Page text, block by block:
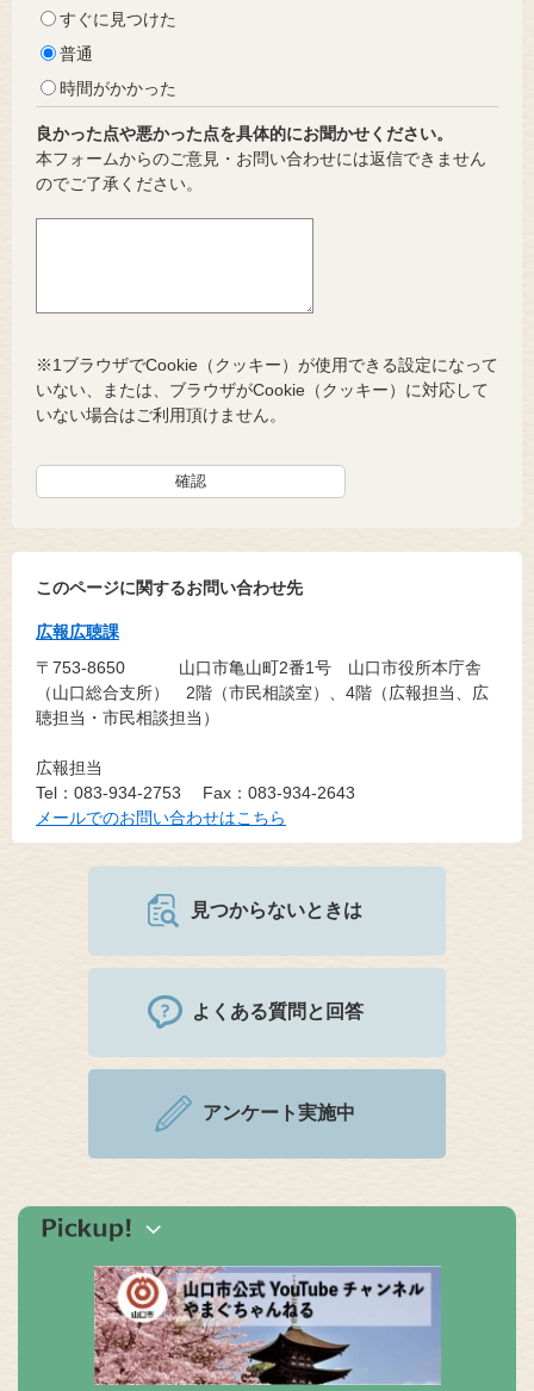
すぐに見つけた
普通
時間がかかった
良かった点や悪かった点を具体的にお聞かせください。
本フォームからのご意見・お問い合わせには返信できません
のでご了承ください。
※1ブラウザでCookie（クッキー）が使用できる設定になって
いない、または、ブラウザがCookie（クッキー）に対応して
いない場合はご利用頂けません。
このページに関するお問い合わせ先
広報広聴課
〒753-8650
山口市亀山町2番1号 山口市役所本庁舎
（山口総合支所） 2階（市民相談室）、4階（広報担当、広
聴担当・市民相談担当）
広報担当
Tel：083-934-2753
Fax：083-934-2643
メールでのお問い合わせはこちら
見つからないときは
よくある質問と回答
アンケート実施中